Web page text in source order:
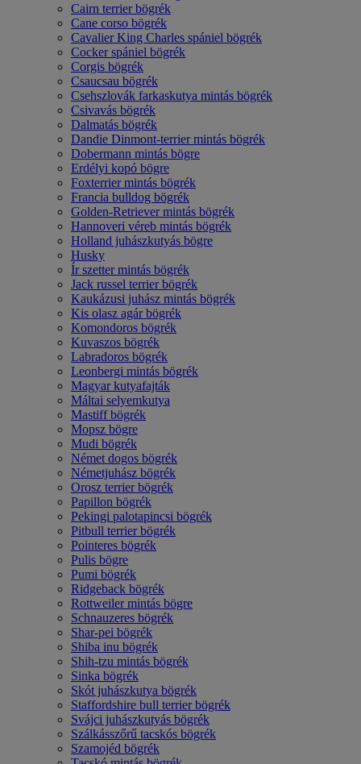
Cairn terrier bögrék
Cane corso bögrék
Cavalier King Charles spániel bögrék
Cocker spániel bögrék
Corgis bögrék
Csaucsau bögrék
Csehszlovák farkaskutya mintás bögrék
Csivavás bögrék
Dalmatás bögrék
Dandie Dinmont-terrier mintás bögrék
Dobermann mintás bögre
Erdélyi kopó bögre
Foxterrier mintás bögrék
Francia bulldog bögrék
Golden-Retriever mintás bögrék
Hannoveri véreb mintás bögrék
Holland juhászkutyás bögre
Husky
Ír szetter mintás bögrék
Jack russel terrier bögrék
Kaukázusi juhász mintás bögrék
Kis olasz agár bögrék
Komondoros bögrék
Kuvaszos bögrék
Labradoros bögrék
Leonbergi mintás bögrék
Magyar kutyafajták
Máltai selyemkutya
Mastiff bögrék
Mopsz bögre
Mudi bögrék
Német dogos bögrék
Németjuhász bögrék
Orosz terrier bögrék
Papillon bögrék
Pekingi palotapincsi bögrék
Pitbull terrier bögrék
Pointeres bögrék
Pulis bögre
Pumi bögrék
Ridgeback bögrék
Rottweiler mintás bögre
Schnauzeres bögrék
Shar-pei bögrék
Shiba inu bögrék
Shih-tzu mintás bögrék
Sinka bögrék
Skót juhászkutya bögrék
Staffordshire bull terrier bögrék
Svájci juhászkutyás bögrék
Szálkásszőrű tacskós bögrék
Szamojéd bögrék